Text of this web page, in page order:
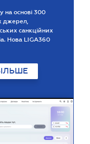
на основі 300
джерел,
санкційних
Нова LIGA360